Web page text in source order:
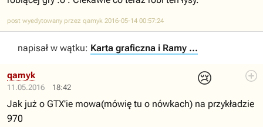
post wyedytowany przez qamyk 2016-05-14 00:57:24
napisał w wątku: Karta graficzna i Ramy ...
11.05.2016 18:42
😢
qamyk
Jak już o GTX'ie mowa(mówię tu o nówkach) na przykładzie
970